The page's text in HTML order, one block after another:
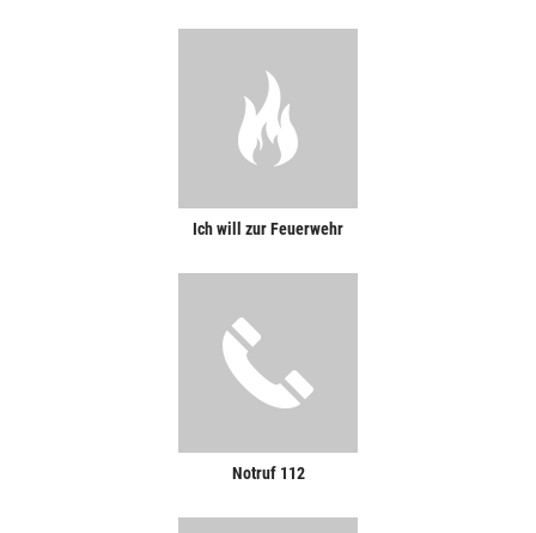
Ich will zur Feuerwehr
Notruf 112